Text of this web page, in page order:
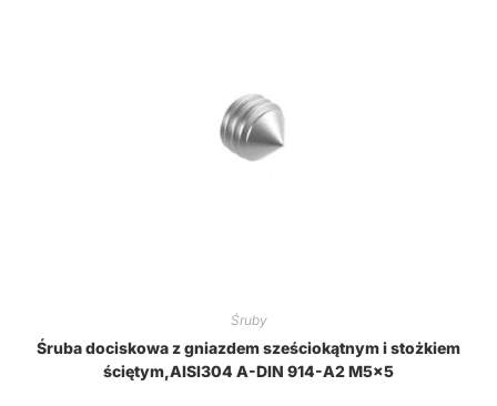
Śruby
Śruba dociskowa z gniazdem sześciokątnym i stożkiem
ściętym,AISI304 A-DIN 914-A2 M5x5